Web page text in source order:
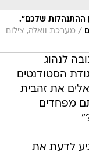
ההתנהלות שלכם".
/ מערכת וואלה, צילום
לנהוג
הסטודנטים
את זהבית
מפחדים
לדעת את